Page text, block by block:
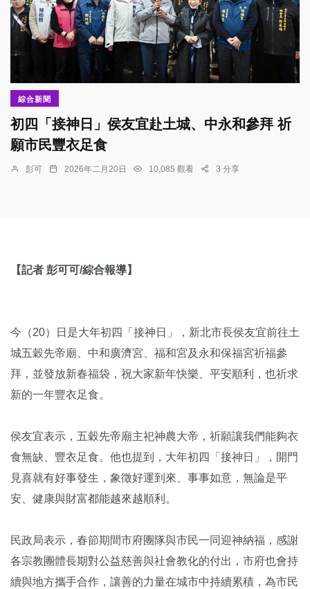
綜合新聞
初四「接神日」侯友宜赴土城、中永和參拜 祈
願市民豐衣足食
彭可 2026年二月20日 10,085 觀看 3 分享
【記者 彭可可/綜合報導】
今（20）日是大年初四「接神日」，新北市長侯友宜前往土
城五穀先帝廟、中和廣濟宮、福和宮及永和保福宮祈福參
拜，並發放新春福袋，祝大家新年快樂、平安順利，也祈求
新的一年豐衣足食。
侯友宜表示，五穀先帝廟主祀神農大帝，祈願讓我們能夠衣
食無缺、豐衣足食。他也提到，大年初四「接神日」，開門
見喜就有好事發生，象徵好運到來、事事如意，無論是平
安、健康與財富都能越來越順利。
民政局表示，春節期間市府團隊與市民一同迎神納福，感謝
各宗教團體長期對公益慈善與社會教化的付出，市府也會持
續與地方攜手合作，讓善的力量在城市中持續累積，為市民